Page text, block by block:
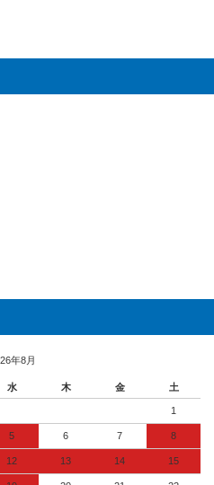
年8月
水 木 金 土
1
5 6 7 8
12 13 14 15